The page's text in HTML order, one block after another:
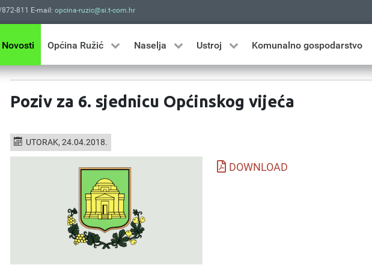
811 E-mail: opcina-ruzic@si.t-com.hr
Novosti Općina Ružić Naselja Ustroj Komunalno gospodarstvo
Poziv za 6. sjednicu Općinskog vijeća
UTORAK, 24.04.2018.
DOWNLOAD